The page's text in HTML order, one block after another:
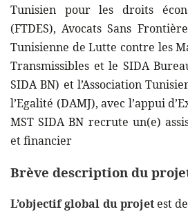
Tunisien pour les droits
(FTDES), Avocats Sans
Tunisienne de Lutte contre les
Transmissibles et le SIDA
SIDA BN) et l’Association
l’Egalité (DAMJ), avec l’appui
MST SIDA BN recrute un(e)
et financier
Brève description du
L’objectif global du projetest